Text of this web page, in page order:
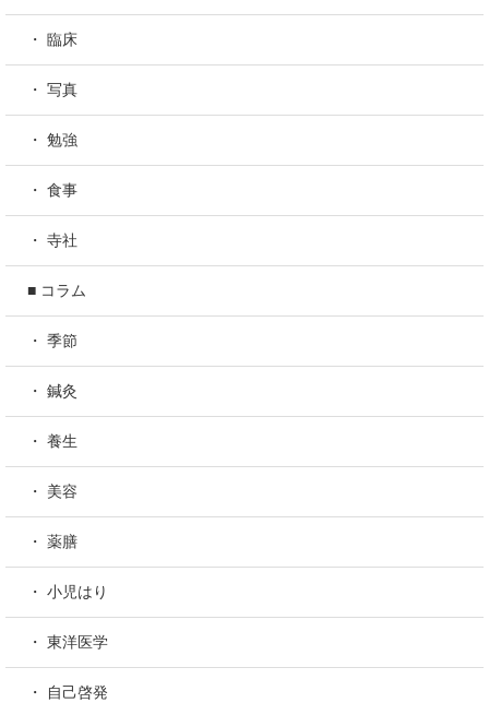
・ 臨床
・ 写真
・ 勉強
・ 食事
・ 寺社
■ コラム
・ 季節
・ 鍼灸
・ 養生
・ 美容
・ 薬膳
・ 小児はり
・ 東洋医学
・ 自己啓発